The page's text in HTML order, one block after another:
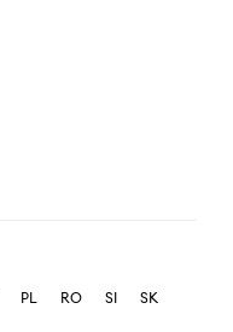
PL RO SI
SK